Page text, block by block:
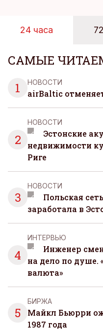
24 часа
САМЫЕ
1
НОВОСТИ
airBaltic
2
НОВОСТИ
Эстонские
недвижимости
Риге
3
НОВОСТИ
Польская
заработала в
4
ИНТЕРВЬЮ
Инженер
на дело по душе.
валюта»
5
БИРЖА
Майкл Бьюрри
1987 года